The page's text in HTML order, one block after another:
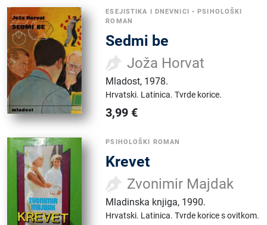
ESEJISTIKA I DNEVNICI •PSIHOLOŠKI
ROMAN
Sedmi be
Joža Horvat
Mladost, 1978.
Hrvatski. Latinica.Tvrde korice.
3,99 €
PSIHOLOŠKI ROMAN
Krevet
Zvonimir Majdak
Mladinska knjiga, 1990.
Hrvatski. Latinica.Tvrde korice s ovitkom.